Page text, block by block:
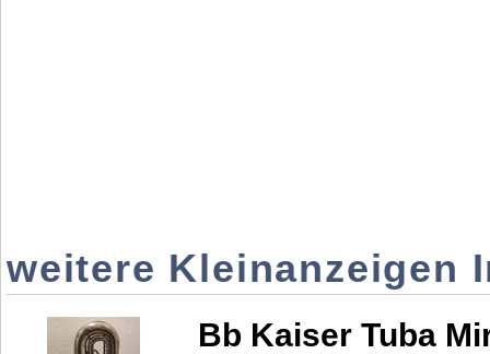
weitere Kleinanzeigen
Bb Kaiser Tuba